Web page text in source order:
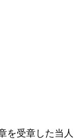
を受章した当人